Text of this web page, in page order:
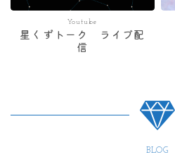
Youtube
星くずトーク ライブ配
信
BLOG